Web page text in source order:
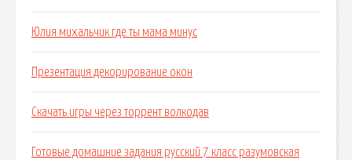
Юлия михальчик где ты мама минус
Презентация декорирование окон
Скачать игры через торрент волкодав
Готовые домашние задания русский 7 класс разумовская